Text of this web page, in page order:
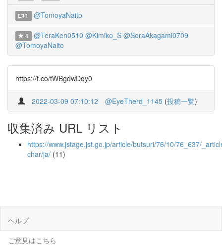
1 @TomoyaNaito
4 @TeraKen0510 @Kimiko_S @SoraAkagami0709
@TomoyaNaito
https://t.co/tWBgdwDqy0
2022-03-09 07:10:12 @EyeTherd_1145 (投稿一覧)
収集済み URL リスト
https://www.jstage.jst.go.jp/article/butsuri/76/10/76_637/
char/ja/ (11)
ヘルプ
ご意見はこちら